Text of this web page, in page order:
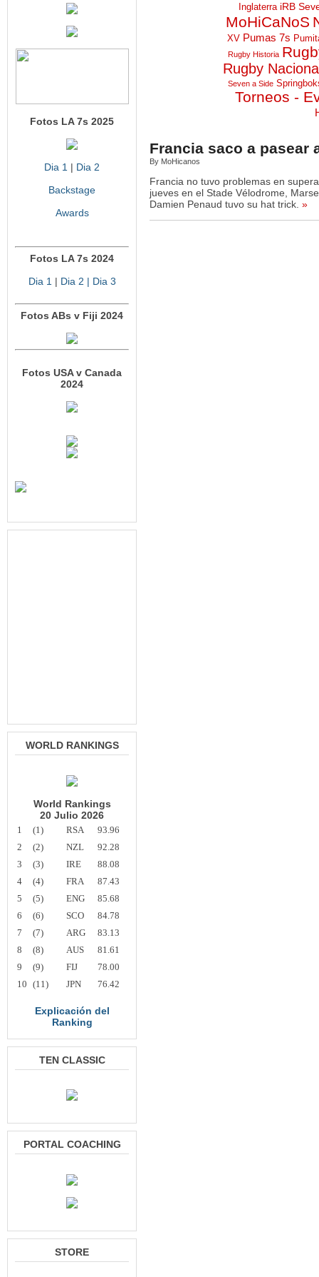
Fotos LA 7s 2025
Dia 1 | Dia 2
Backstage
Awards
Fotos LA 7s 2024
Dia 1 | Dia 2 | Dia 3
Fotos ABs v Fiji 2024
Fotos USA v Canada
2024
WORLD RANKINGS
World Rankings
20 Julio 2026
1 (1) RSA
93.96
2
(2) NZL
92.28
3
(3) IRE
88.08
4
(4) FRA
87.43
5
(5) ENG
85.68
6
(6) SCO
84.78
7
(7) ARG
83.13
8
(8) AUS
81.61
9
(9) FIJ
78.00
10 (11) JPN 76.42
Explicación del
Ranking
TEN CLASSIC
PORTAL COACHING
STORE
Inglaterra iRB
MoHiCaNoS
XV Pumas 7s
Rugby Historia
Rugby
Seven a Side
Torneos -
Francia saco a pasear
By MoHicanos
Francia no tuvo problemas en
jueves en el Stade Vélodrome,
Damien Penaud tuvo su hat trick. »